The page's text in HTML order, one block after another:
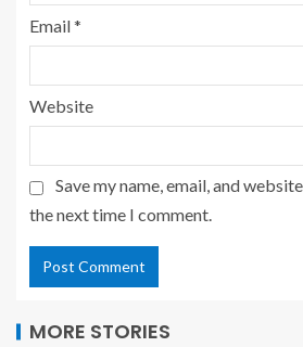
Email*
Website
Save my name, email, and
the next time I comment.
MORE STORIES